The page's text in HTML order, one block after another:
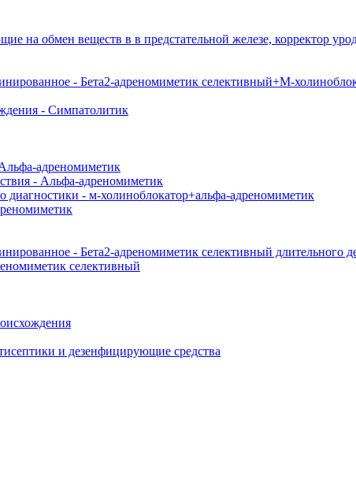
на обмен веществ в в предстательной железе, корректор
- Бета2-адреномиметик селективный+М-
- Симпатолитик
адреномиметик
- Альфа-адреномиметик
диагностики - м-холиноблокатор+альфа-адреномиметик
- Бета2-адреномиметик селективный длительного
селективный
и дезенфицирующие средства